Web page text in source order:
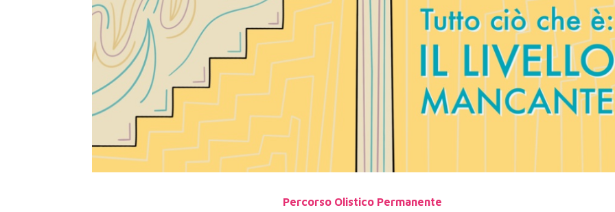
Percorso Olistico Permanente